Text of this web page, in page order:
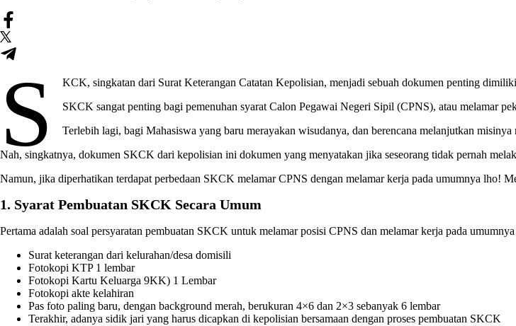
S
KCK, singkatan dari Surat Keterangan Catatan Kepolisian, menjadi sebuah dokumen penting
SKCK sangat penting bagi pemenuhan syarat Calon Pegawai Negeri Sipil (CPNS), ataumelamar
Terlebih lagi, bagi Mahasiswa yang baru merayakan wisudanya, dan berencana melanjutkan
Nah, singkatnya, dokumen SKCK dari kepolisian ini dokumen yang menyatakan jika seseorang tidak pernah
Namun, jika diperhatikan terdapat perbedaan SKCK melamar CPNS dengan melamar kerja pada umumnya lho!
1. Syarat Pembuatan SKCK Secara Umum
Pertama adalah soal persyaratan pembuatan SKCK untuk melamar posisi CPNS dan melamar kerja pada
Surat keterangan dari kelurahan/desa domisili
Fotokopi KTP 1 lembar
Fotokopi Kartu Keluarga 9KK) 1 Lembar
Fotokopi akte kelahiran
Pas foto paling baru, dengan background merah, berukuran 4×6 dan 2×3 sebanyak 6 lembar
Terakhir, adanya sidik jari yang harus dicapkan di kepolisian bersamaan dengan proses pembuatan SKCK